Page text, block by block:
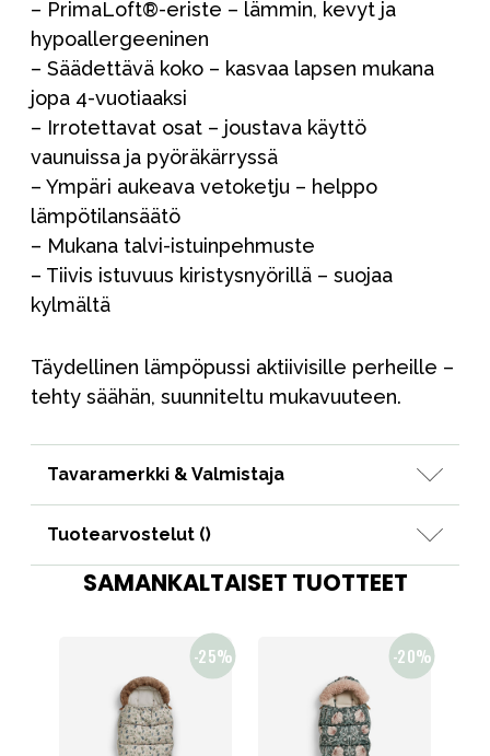
– PrimaLoft®-eriste – lämmin, kevyt ja
hypoallergeeninen
– Säädettävä koko – kasvaa lapsen mukana
jopa 4-vuotiaaksi
– Irrotettavat osat – joustava käyttö
vaunuissa ja pyöräkärryssä
– Ympäri aukeava vetoketju – helppo
lämpötilansäätö
– Mukana talvi-istuinpehmuste
– Tiivis istuvuus kiristysnyörillä – suojaa
kylmältä
Täydellinen lämpöpussi aktiivisille perheille –
tehty säähän, suunniteltu mukavuuteen.
Tavaramerkki & Valmistaja
Tuotearvostelut ()
SAMANKALTAISET TUOTTEET